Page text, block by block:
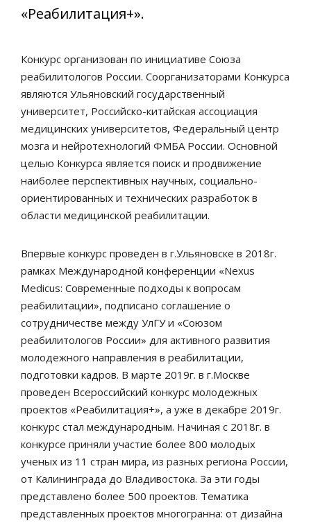
«Реабилитация+».
Конкурс организован по инициативе Союза
реабилитологов России. Соорганизаторами Конкурса
являются Ульяновский государственный
университет, Российско-китайская ассоциация
медицинских университетов, Федеральный центр
мозга и нейротехнологий ФМБА России. Основной
целью Конкурса является поиск и продвижение
наиболее перспективных научных, социально-
ориентированных и технических разработок в
области медицинской реабилитации.
Впервые конкурс проведен в г.Ульяновске в 2018г.
рамках Международной конференции «Nexus
Medicus: Современные подходы к вопросам
реабилитации», подписано соглашение о
сотрудничестве между УлГУ и «Союзом
реабилитологов России» для активного развития
молодежного направления в реабилитации,
подготовки кадров. В марте 2019г. в г.Москве
проведен Всероссийский конкурс молодежных
проектов «Реабилитация+», а уже в декабре 2019г.
конкурс стал международным. Начиная с 2018г. в
конкурсе приняли участие более 800 молодых
ученых из 11 стран мира, из разных региона России,
от Калининграда до Владивостока. За эти годы
представлено более 500 проектов. Тематика
представленных проектов многогранна: от дизайна